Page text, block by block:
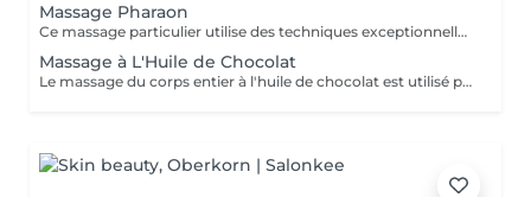
Massage Pharaon
Ce massage particulier utilise des techniques exceptionnelles comme (réflexologie des pieds et des mains, acupression, étirement doux et libération des tissus profonds). Il permet dans l'ordre de se débarrasser de l'accumulation douloureuse d'acide lactique qui se développe en raison d'un entraînement sportif intensif ou de longues heures de travail stressantes. En outre, il s'agit d'une méthode de traitement spécialisée pour les problèmes musculaires dus aux spasmes.
Massage à L'Huile de Chocolat
Le massage du corps entier à l'huile de chocolat est utilisé pour détendre vos sens. C'est un massage fantastique pour les maux, les douleurs, le soulagement de l'anxiété, la lutte contre le stress, ce qui le rend excessivement apaisant et calmant. Réservez une seule séance de massage aromathérapeutique chez nous et laissez-vous envoûter et émerveiller par la sensation fantastique que vous ressentirez après la session. Vous voudriez la subir plusieurs fois.